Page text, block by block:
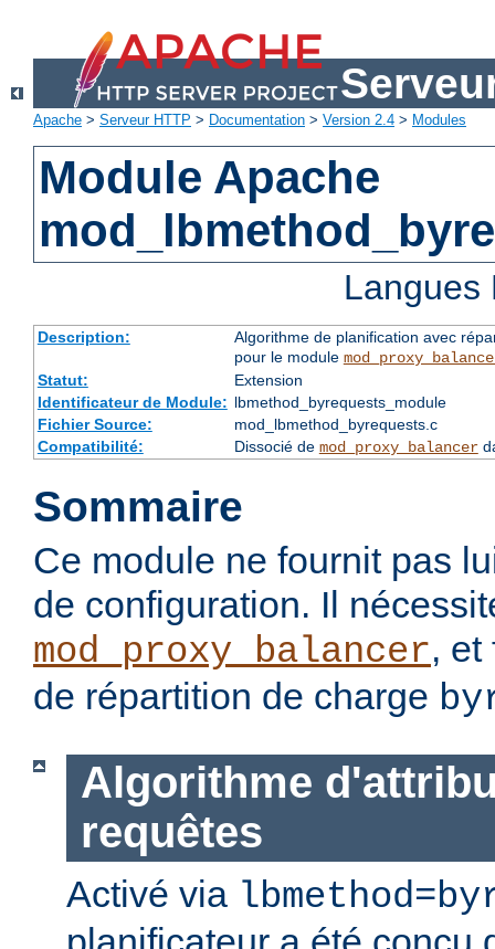
Apache > Serveur HTTP > Documentation > Version 2.4 > Modules
Module Apache
Description:
Algorithme de planification avec
pour le module
Statut:
Extension
Identificateur de Module: lbmethod_byrequests_module
Fichier Source:
mod_lbmethod_byrequests.c
Compatibilité:
Dissocié de mod_proxy_balancer
Sommaire
Ce module ne fournit pas
de configuration. Il
mod_proxy_balancer, et
de répartition de charge
Algorithme
requêtes
Activé via